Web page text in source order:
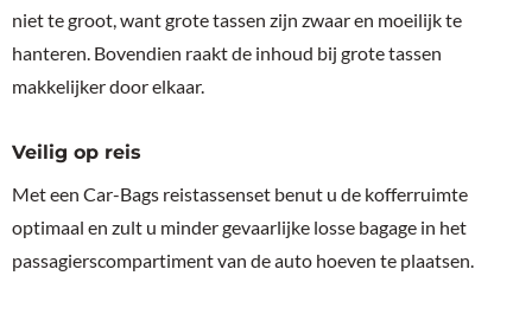
niet te groot, want grote tassen zijn zwaar en moeilijk te
hanteren. Bovendien raakt de inhoud bij grote tassen
makkelijker door elkaar.
Veilig op reis
Met een Car-Bags reistassenset benut u de kofferruimte
optimaal en zult u minder gevaarlijke losse bagage in het
passagierscompartiment van de auto hoeven te plaatsen.